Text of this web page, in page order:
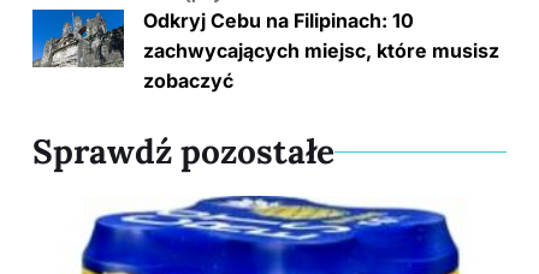
Odkryj Cebu na Filipinach: 10
zachwycających miejsc, które musisz
zobaczyć
Sprawdź pozostałe